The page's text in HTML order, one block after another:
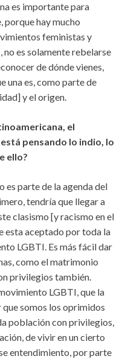
es importante para
porque hay mucho
feministas y
es solamente rebelarse
de dónde vienes,
una es, como parte de
y el origen.
el
pensando lo indio, lo
ello?
es parte de la agenda del
tendría que llegar a
clasismo [y racismo en el
esta aceptado por toda la
LGBTI. Es más fácil dar
como el matrimonio
privilegios también.
LGBTI, que la
somos los oprimidos
población con privilegios,
de vivir en un cierto
entendimiento, por parte